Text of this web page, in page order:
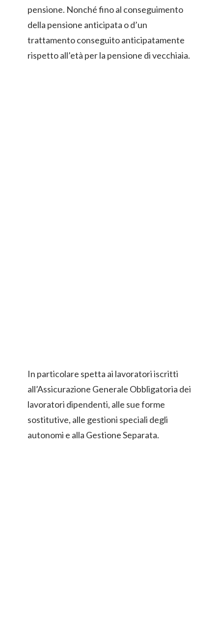
pensione. Nonché fino al conseguimento
della pensione anticipata o d’un
trattamento conseguito anticipatamente
rispetto all’età per la pensione di vecchiaia.
In particolare spetta ai lavoratori iscritti
all’Assicurazione Generale Obbligatoria dei
lavoratori dipendenti, alle sue forme
sostitutive, alle gestioni speciali degli
autonomi e alla Gestione Separata.